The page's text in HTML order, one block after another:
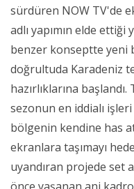
sürdüren NOW TV'de
adlı yapımın elde
benzer konseptte yeni
doğrultuda Karadeniz
hazırlıklarına
sezonun en iddialı
bölgenin kendine has
ekranlara taşımayı
uyandıran projede set